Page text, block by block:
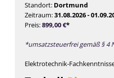
Standort: Dortmund
Zeitraum:31.08.2026 -
Preis:899,00€*
*umsatzsteuerfrei gemäß § 4
Elektrotechnik-